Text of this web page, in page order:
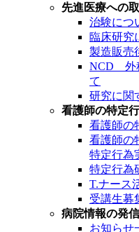
先進医療への
治験につ
臨床研究
製造販売
NCD 外
て
研究に関
看護師の特定
看護師の
看護師の
特定行為
特定行為
T.ナース
受講生募
病院情報の発信
お知らせ